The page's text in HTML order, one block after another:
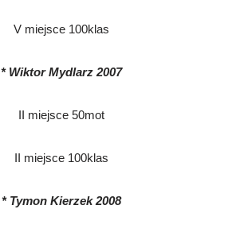
V miejsce 100klas
* Wiktor Mydlarz 2007
II miejsce 50mot
II miejsce 100klas
* Tymon Kierzek 2008